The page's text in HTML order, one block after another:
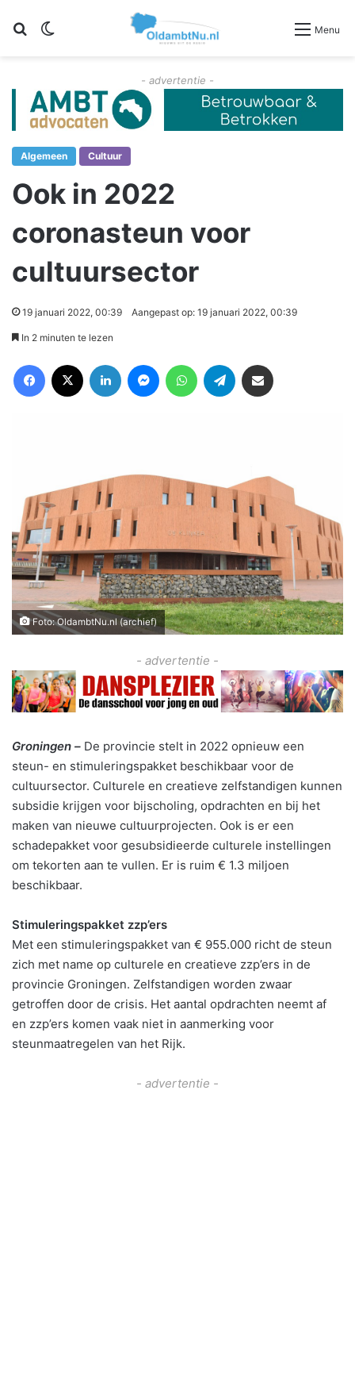
Zoeken Menu
- advertentie -
Algemeen Cultuur
Ook in 2022
coronasteun voor
cultuursector
19 januari 2022, 00:39 Aangepast op: 19 januari 2022, 00:39
In 2 minuten te lezen
Foto: OldambtNu.nl (archief)
- advertentie -
Groningen – De provincie stelt in 2022 opnieuw een
steun- en stimuleringspakket beschikbaar voor de
cultuursector. Culturele en creatieve zelfstandigen kunnen
subsidie krijgen voor bijscholing, opdrachten en bij het
maken van nieuwe cultuurprojecten. Ook is er een
schadepakket voor gesubsidieerde culturele instellingen
om tekorten aan te vullen. Er is ruim € 1.3 miljoen
beschikbaar.
Stimuleringspakket zzp’ers
Met een stimuleringspakket van € 955.000 richt de steun
zich met name op culturele en creatieve zzp’ers in de
provincie Groningen. Zelfstandigen worden zwaar
getroffen door de crisis. Het aantal opdrachten neemt af
en zzp’ers komen vaak niet in aanmerking voor
steunmaatregelen van het Rijk.
- advertentie -